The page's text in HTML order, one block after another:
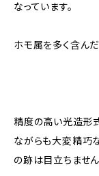
なっています。
ホモ属を多く含ん
精度の高い光造形
ながらも大変精巧
の跡は目立ちません